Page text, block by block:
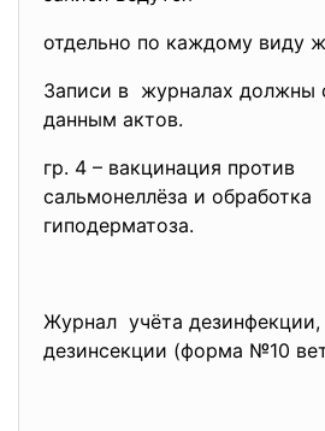
отдельно по каждому виду
Записи в журналах должны
данным актов.
гр. 4 – вакцинация против
сальмонеллёза и обработка
гиподерматоза.
Журнал учёта дезинфекции,
дезинсекции (форма №10